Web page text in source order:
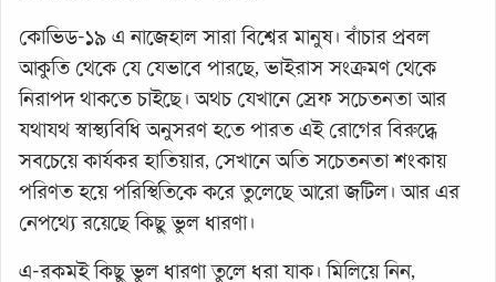
কোভিড-১৯ এ নাজেহাল সারা বিশ্বের মানুষ। বাঁচার প্রবল
আকুতি থেকে যে যেভাবে পারছে, ভাইরাস সংক্রমণ থেকে
নিরাপদ থাকতে চাইছে। অথচ যেখানে স্রেফ সচেতনতা আর
যথাযথ স্বাস্থ্যবিধি অনুসরণ হতে পারত এই রোগের বিরুদ্ধে
সবচেয়ে কার্যকর হাতিয়ার, সেখানে অতি সচেতনতা শংকায়
পরিণত হয়ে পরিস্থিতিকে করে তুলেছে আরো জটিল। আর এর
নেপথ্যে রয়েছে কিছু ভুল ধারণা।
এ-রকমই কিছু ভুল ধারণা তুলে ধরা যাক। মিলিয়ে নিন,